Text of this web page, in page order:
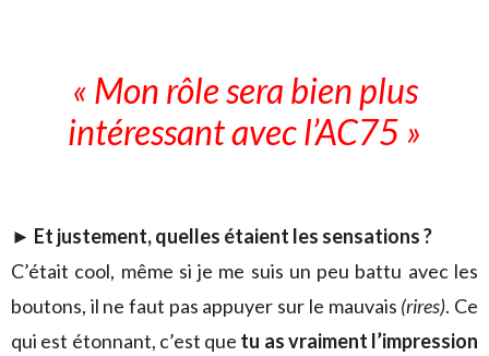
« Mon rôle sera bien plus
intéressant avec l’AC75 »
► Et justement, quelles étaient les sensations ?
C’était cool, même si je me suis un peu battu avec les
boutons, il ne faut pas appuyer sur le mauvais (rires). Ce
qui est étonnant, c’est que tu as vraiment l’impression